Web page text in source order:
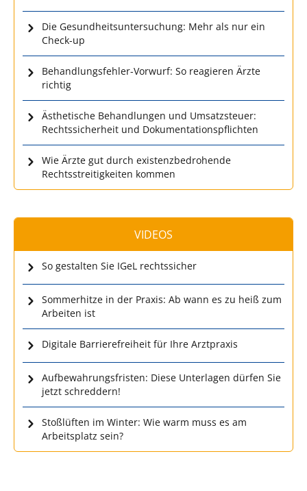
Die Gesundheitsuntersuchung: Mehr als nur ein
Check-up
Behandlungsfehler-Vorwurf: So reagieren Ärzte
richtig
Ästhetische Behandlungen und Umsatzsteuer:
Rechtssicherheit und Dokumentationspflichten
Wie Ärzte gut durch existenzbedrohende
Rechtsstreitigkeiten kommen
VIDEOS
So gestalten Sie IGeL rechtssicher
Sommerhitze in der Praxis: Ab wann es zu heiß zum
Arbeiten ist
Digitale Barrierefreiheit für Ihre Arztpraxis
Aufbewahrungsfristen: Diese Unterlagen dürfen Sie
jetzt schreddern!
Stoßlüften im Winter: Wie warm muss es am
Arbeitsplatz sein?